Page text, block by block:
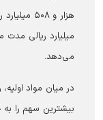
می‌دهد.
بیشترین سهم را